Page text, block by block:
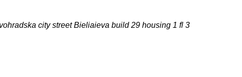
city street Bieliaieva build 29 housing 1 fl 3